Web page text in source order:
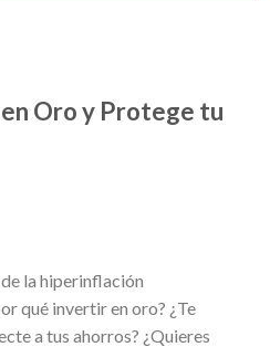
Oro y Protege tu
la hiperinflación
qué invertir en oro? ¿Te
a tus ahorros? ¿Quieres